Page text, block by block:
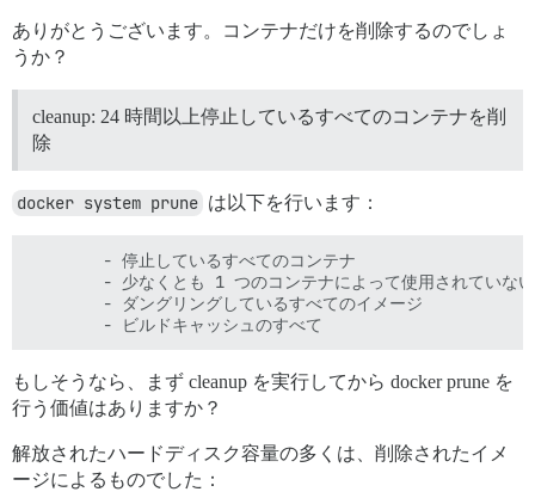
ありがとうございます。コンテナだけを削除するのでしょ
うか？
cleanup: 24 時間以上停止しているすべてのコンテナを削
除
docker system prune は以下を行います：
        - 停止しているすべてのコンテナ
- 少なくとも 1 つのコンテナによって使用されていな
        - ダングリングしているすべてのイメージ
もしそうなら、まず cleanup を実行してから docker prune を
行う価値はありますか？
解放されたハードディスク容量の多くは、削除されたイメ
ージによるものでした：